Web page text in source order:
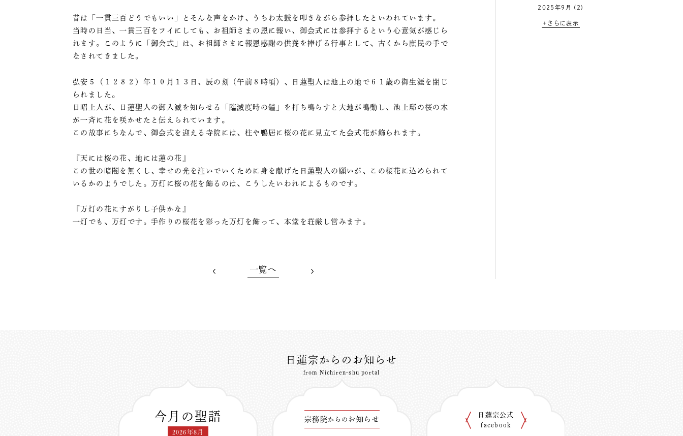
昔は「一貫三百どうでもいい」とそんな声をかけ、うちわ太鼓を叩きながら参拝したといわれています。
当時の日当、一貫三百をフイにしても、お祖師さまの恩に報い、御会式には参拝するという心意気が感じら
れます。このように「御会式」は、お祖師さまに報恩感謝の供養を捧げる行事として、古くから庶民の手で
なされてきました。
弘安５（１２８２）年１０月１３日、辰の刻（午前８時頃）、日蓮聖人は池上の地で６１歳の御生涯を閉じ
られました。
日昭上人が、日蓮聖人の御入滅を知らせる「臨滅度時の鐘」を打ち鳴らすと大地が鳴動し、池上邸の桜の木
が一斉に花を咲かせたと伝えられています。
この故事にちなんで、御会式を迎える寺院には、柱や鴨居に桜の花に見立てた会式花が飾られます。
『天には桜の花、地には蓮の花』
この世の暗闇を無くし、幸せの光を注いでいくために身を献げた日蓮聖人の願いが、この桜花に込められて
いるかのようでした。万灯に桜の花を飾るのは、こうしたいわれによるものです。
『万灯の花にすがりし子供かな』
一灯でも、万灯です。手作りの桜花を彩った万灯を飾って、本堂を荘厳し営みます。
一覧へ
2025年9月 (2)
+さらに表示
日蓮宗からのお知らせ
from Nichiren-shu portal
今月の聖語
2026年8月
宗務院からの お知らせ
日蓮宗公式
facebook